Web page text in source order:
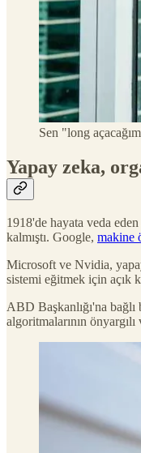
Sen "long
Yapay zeka,
1918'de hayata veda
kalmıştı. Google, makine
Microsoft ve Nvidia,
sistemi eğitmek için açık
ABD Başkanlığı'na bağlı
algoritmalarının önyargılı